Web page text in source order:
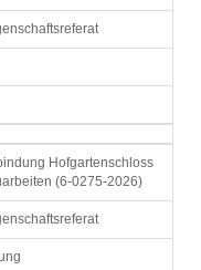
Hofgartenschloss
(6-0275-2026)